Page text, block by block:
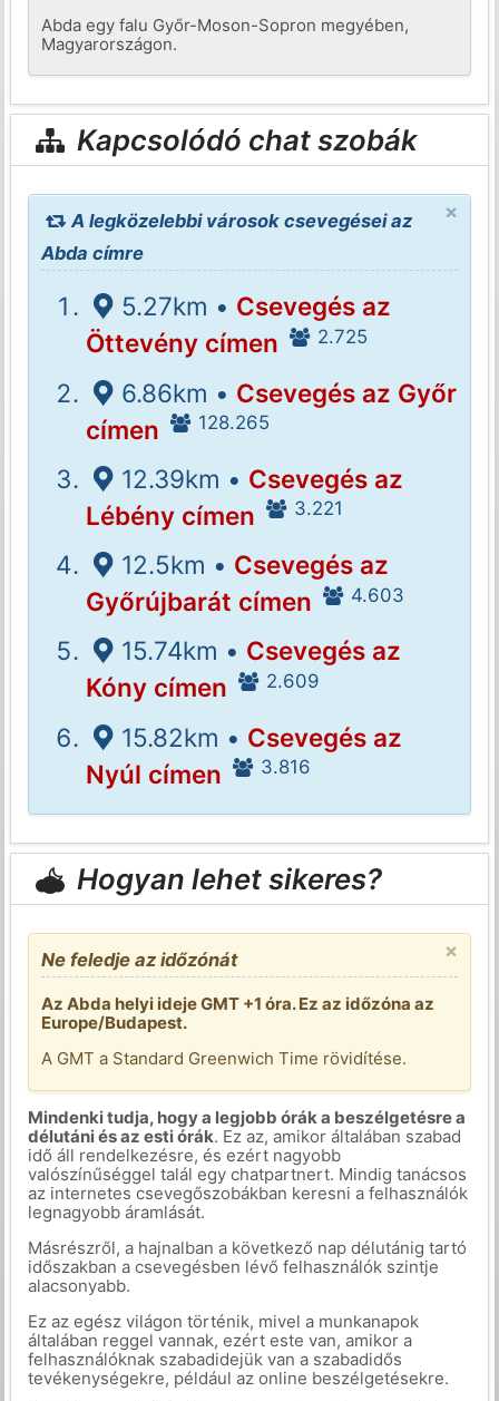
Abda egy falu Győr-Moson-Sopron megyében,
Magyarországon.
Kapcsolódó chat szobák
×
A legközelebbi városok csevegései az
Abda címre
5.27km • Csevegés az
Öttevény címen
2.725
6.86km • Csevegés az Győr
címen
128.265
12.39km • Csevegés az
Lébény címen
3.221
12.5km • Csevegés az
Győrújbarát címen
4.603
15.74km • Csevegés az
Kóny címen
2.609
15.82km • Csevegés az
Nyúl címen
3.816
Hogyan lehet sikeres?
×
Ne feledje az időzónát
Az Abda helyi ideje GMT +1 óra. Ez az időzóna az
Europe/Budapest.
A GMT a Standard Greenwich Time rövidítése.
Mindenki tudja, hogy a legjobb órák a beszélgetésre a
délutáni és az esti órák. Ez az, amikor általában szabad
idő áll rendelkezésre, és ezért nagyobb
valószínűséggel talál egy chatpartnert. Mindig tanácsos
az internetes csevegőszobákban keresni a felhasználók
legnagyobb áramlását.
Másrészről, a hajnalban a következő nap délutánig tartó
időszakban a csevegésben lévő felhasználók szintje
alacsonyabb.
Ez az egész világon történik, mivel a munkanapok
általában reggel vannak, ezért este van, amikor a
felhasználóknak szabadidejük van a szabadidős
tevékenységekre, például az online beszélgetésekre.